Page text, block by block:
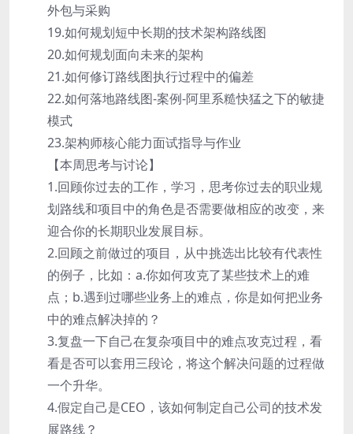
外包与采购
19.如何规划短中长期的技术架构路线图
20.如何规划面向未来的架构
21.如何修订路线图执行过程中的偏差
22.如何落地路线图-案例-阿里系糙快猛之下的敏捷
模式
23.架构师核心能力面试指导与作业
【本周思考与讨论】
1.回顾你过去的工作，学习，思考你过去的职业规
划路线和项目中的角色是否需要做相应的改变，来
迎合你的长期职业发展目标。
2.回顾之前做过的项目，从中挑选出比较有代表性
的例子，比如：a.你如何攻克了某些技术上的难
点；b.遇到过哪些业务上的难点，你是如何把业务
中的难点解决掉的？
3.复盘一下自己在复杂项目中的难点攻克过程，看
看是否可以套用三段论，将这个解决问题的过程做
一个升华。
4.假定自己是CEO，该如何制定自己公司的技术发
展路线？